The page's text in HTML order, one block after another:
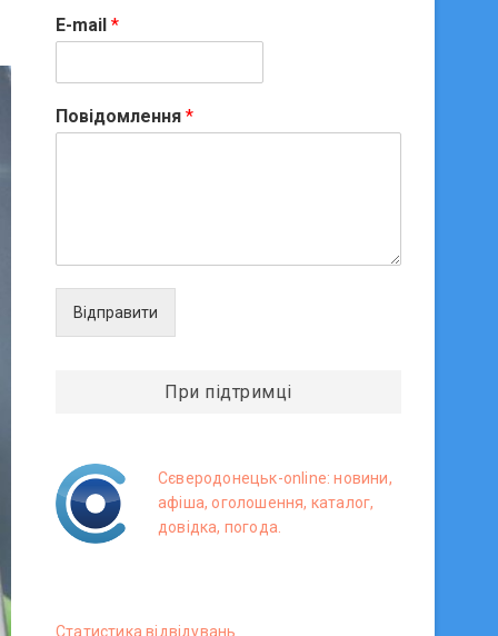
E-mail *
Повідомлення *
Відправити
При підтримці
Сєверодонецьк-online: новини,
афіша, оголошення, каталог,
довідка, погода.
Статистика вiдвiдувань